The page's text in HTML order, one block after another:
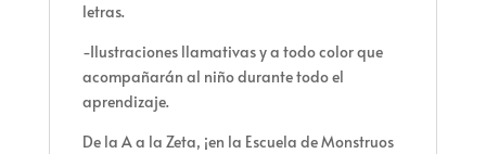
letras.
-Ilustraciones llamativas y a todo color que
acompañarán al niño durante todo el
aprendizaje.
De la A a la Zeta, ¡en la Escuela de Monstruos